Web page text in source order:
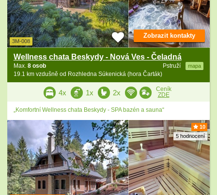
3M-008
Wellness chata Beskydy - Nová Ves - Čeladná
Pstruží mapa
Max. 8 osob
19.1 km vzdušně od Rozhledna Súkenická (hora Čarták)
Zobrazit kontakty
4x 1x 2x
Ceník
ZDE
„Komfortní Wellness chata Beskydy - SPA bazén a sauna“
10
5 hodnocení